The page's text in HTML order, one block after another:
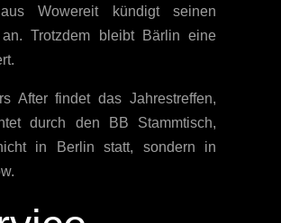
Wowereit kündigt seinen
an. Trotzdem bleibt Bärlin eine
After findet das Jahrestreffen,
durch den BB Stammtisch,
in Berlin statt, sondern in